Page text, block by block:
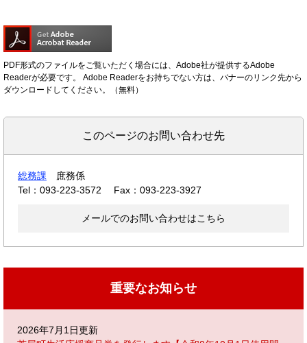
PDF形式のファイルをご覧いただく場合には、Adobe社が提供するAdobe
Readerが必要です。
Adobe Readerをお持ちでない方は、バナーのリンク先から
ダウンロードしてください。（無料）
このページのお問い合わせ先
総務課
庶務係
Tel：093-223-3572
Fax：093-223-3927
メールでのお問い合わせはこちら
重要なお知らせ
2026年7月1日更新